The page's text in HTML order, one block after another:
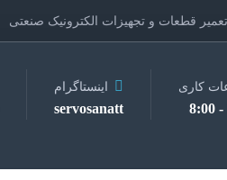
قطعات و تجهیزات الکترونیک صنعتی
کاری اینستاگرام
servosanatt